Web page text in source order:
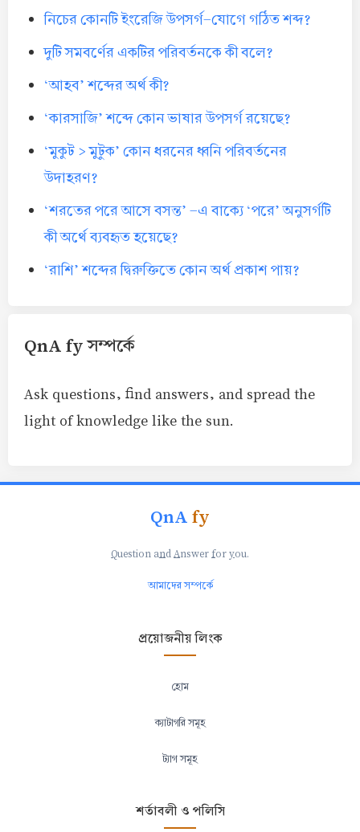
নিচের কোনটি ইংরেজি উপসর্গ-যোগে গঠিত শব্দ?
দুটি সমবর্ণের একটির পরিবর্তনকে কী বলে?
‘আহব’ শব্দের অর্থ কী?
‘কারসাজি’ শব্দে কোন ভাষার উপসর্গ রয়েছে?
‘মুকুট > মুটুক’ কোন ধরনের ধ্বনি পরিবর্তনের
উদাহরণ?
‘শরতের পরে আসে বসন্ত’ -এ বাক্যে ‘পরে’ অনুসর্গটি
কী অর্থে ব্যবহৃত হয়েছে?
‘রাশি’ শব্দের দ্বিরুক্তিতে কোন অর্থ প্রকাশ পায়?
QnA fy সম্পর্কে
Ask questions, find answers, and spread the
light of knowledge like the sun.
QnAfy
Question andAnswer foryou.
আমাদের সম্পর্কে
প্রয়োজনীয় লিংক
হোম
ক্যাটাগরি সমূহ
ট্যাগ সমূহ
শর্তাবলী ও পলিসি